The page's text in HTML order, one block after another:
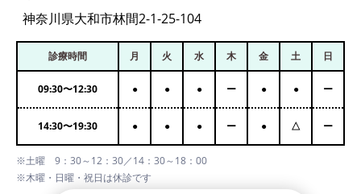
神奈川県大和市林間2-1-25-104
診療時間 月 火 水 木 金 土 日
09:30〜12:30 ● ● ● ー ● ● ー
14:30〜19:30 ● ● ● ー ● △ ー
※土曜 9：30～12：30／14：30～18：00
※木曜・日曜・祝日は休診です